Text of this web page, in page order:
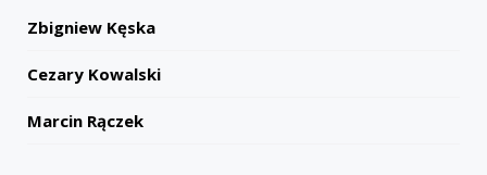
Zbigniew Kęska
Cezary Kowalski
Marcin Rączek